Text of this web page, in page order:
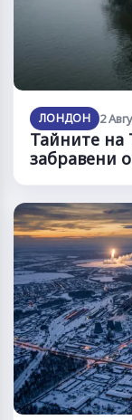
ЛОНДОН
Тайните на
забравени
2